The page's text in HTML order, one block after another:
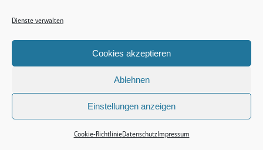
Dienste verwalten
Cookies akzeptieren
Ablehnen
Einstellungen anzeigen
Cookie-RichtlinieDatenschutzImpressum
2024 © Copyright - Stegerhoff -Enfold WordPress Theme by Kriesi
Impressum Datenschutz
Allgemeine Geschäftsbedingungen
Cookie-Richtlinie (EU)